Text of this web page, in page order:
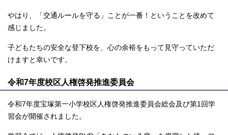
やはり、「交通ルールを守る」ことが一番！ということを改めて
感じました。
子どもたちの安全な登下校を、心の余裕をもって見守っていただ
けますと幸いです。
令和7年度校区人権啓発推進委員会
令和7年度宝塚第一小学校区人権啓発推進委員会総会及び第1回学
習会が開催されました。